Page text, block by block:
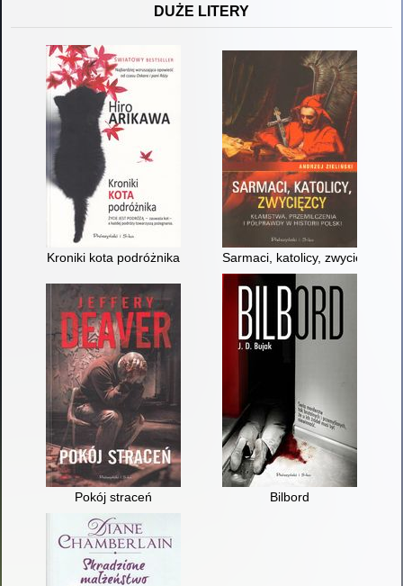
DUŻE LITERY
Kroniki kota podróżnika Sarmaci, katolicy, zwycięzcy :
Pokój straceń Bilbord